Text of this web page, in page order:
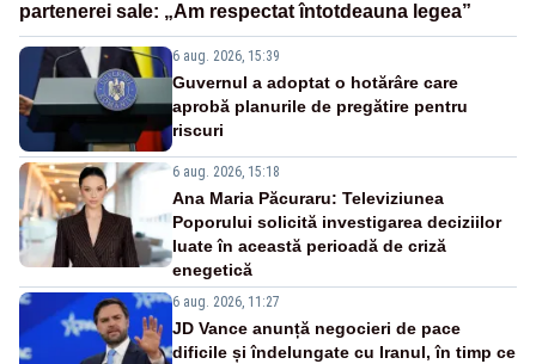
partenerei sale: „Am respectat întotdeauna legea”
6 aug. 2026, 15:39
Guvernul a adoptat o hotărâre care
aprobă planurile de pregătire pentru
riscuri
6 aug. 2026, 15:18
Ana Maria Păcuraru: Televiziunea
Poporului solicită investigarea deciziilor
luate în această perioadă de criză
enegetică
6 aug. 2026, 11:27
JD Vance anunță negocieri de pace
dificile și îndelungate cu Iranul, în timp ce